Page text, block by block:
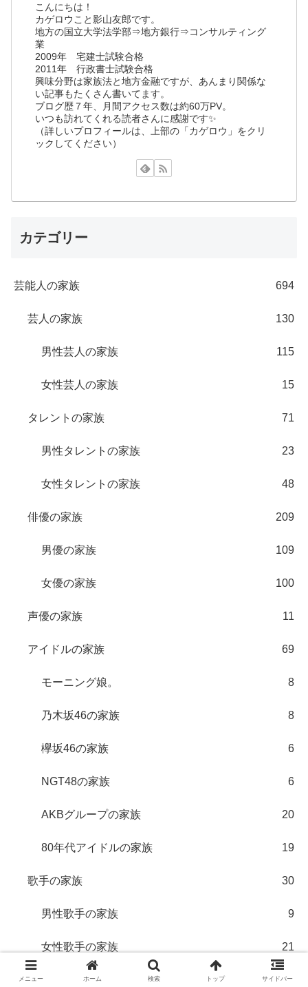
こんにちは！
カゲロウこと影山友郎です。
地方の国立大学法学部⇒地方銀行⇒コンサルティング
業
2009年 宅建士試験合格
2011年 行政書士試験合格
興味分野は家族法と地方金融ですが、あんまり関係な
い記事もたくさん書いてます。
ブログ歴７年、月間アクセス数は約60万PV。
いつも訪れてくれる読者さんに感謝です✨
（詳しいプロフィールは、上部の「カゲロウ」をクリ
ックしてください）
カテゴリー
芸能人の家族 694
芸人の家族 130
男性芸人の家族 115
女性芸人の家族 15
タレントの家族 71
男性タレントの家族 23
女性タレントの家族 48
俳優の家族 209
男優の家族 109
女優の家族 100
声優の家族 11
アイドルの家族 69
モーニング娘。 8
乃木坂46の家族 8
欅坂46の家族 6
NGT48の家族 6
AKBグループの家族 20
80年代アイドルの家族 19
歌手の家族 30
男性歌手の家族 9
女性歌手の家族 21
ジャニーズの家族 70
メニュー ホーム 検索 トップ サイドバー